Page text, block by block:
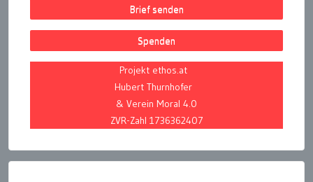
Brief senden
Spenden
Projekt ethos.at
Hubert Thurnhofer
& Verein Moral 4.0
ZVR-Zahl 1736362407